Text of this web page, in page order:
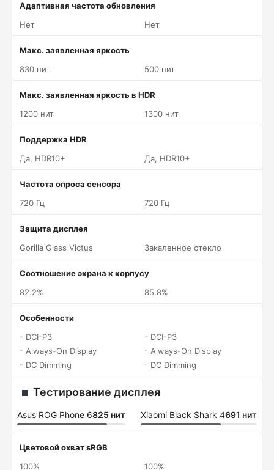
Адаптивная частота обновления
Нет
Нет
Макс. заявленная яркость
830 нит
500 нит
Макс. заявленная яркость в HDR
1200 нит
1300 нит
Поддержка HDR
Да, HDR10+
Да, HDR10+
Частота опроса сенсора
720 Гц
720 Гц
Защита дисплея
Gorilla Glass Victus
Закаленное стекло
Соотношение экрана к корпусу
82.2%
85.8%
Особенности
- DCI-P3
- Always-On Display
- DC Dimming
- DCI-P3
- Always-On Display
- DC Dimming
Тестирование дисплея
Asus ROG Phone 6825 нит Xiaomi Black Shark 4691 нит
Цветовой охват sRGB
100%
100%